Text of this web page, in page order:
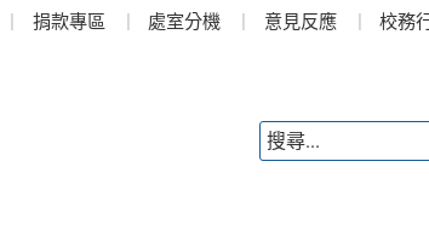
捐款專區 處室分機 意見反應 校務